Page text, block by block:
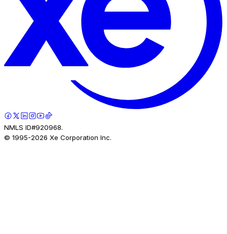
NMLS ID#920968.
© 1995-2026 Xe Corporation Inc.